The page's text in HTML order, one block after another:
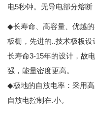
电5秒钟。无导电部分熔断
◆长寿命、高容量、优越
板栅，先进的..技术极板
长寿命3-15年的设计，故
强，能量密度更高。
◆极地的自放电率：采用
自放电控制在.小。